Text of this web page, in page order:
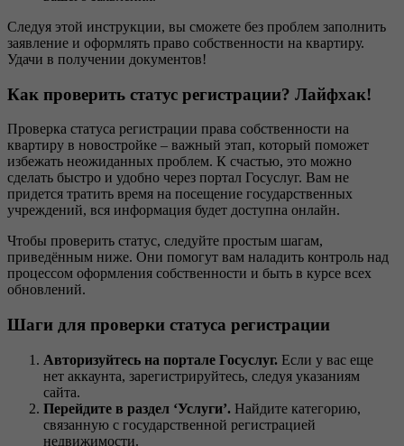
Следуя этой инструкции, вы сможете без проблем заполнить
заявление и оформлять право собственности на квартиру.
Удачи в получении документов!
Как проверить статус регистрации? Лайфхак!
Проверка статуса регистрации права собственности на
квартиру в новостройке – важный этап, который поможет
избежать неожиданных проблем. К счастью, это можно
сделать быстро и удобно через портал Госуслуг. Вам не
придется тратить время на посещение государственных
учреждений, вся информация будет доступна онлайн.
Чтобы проверить статус, следуйте простым шагам,
приведённым ниже. Они помогут вам наладить контроль над
процессом оформления собственности и быть в курсе всех
обновлений.
Шаги для проверки статуса регистрации
Авторизуйтесь на портале Госуслуг. Если у вас еще
нет аккаунта, зарегистрируйтесь, следуя указаниям
сайта.
Перейдите в раздел ‘Услуги’. Найдите категорию,
связанную с государственной регистрацией
недвижимости.